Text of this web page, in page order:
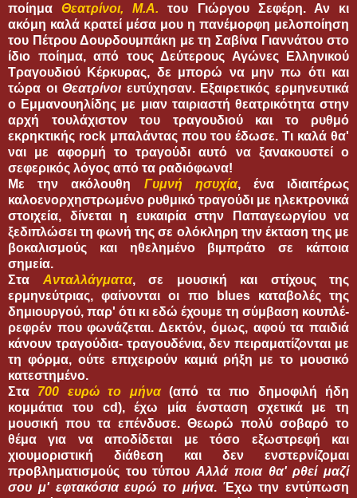
ποίημαΘεατρίνοι, Μ.Α. του Γιώργου Σεφέρη. Αν κι
ακόμη καλά κρατεί μέσα μου η πανέμορφη μελοποίηση
του Πέτρου Δουρδουμπάκη με τη Σαβίνα Γιαννάτου στο
ίδιο ποίημα, από τους Δεύτερους Αγώνες Ελληνικού
Τραγουδιού Κέρκυρας, δε μπορώ να μην πω ότι και
τώρα οιΘεατρίνοι ευτύχησαν. Εξαιρετικός ερμηνευτικά
ο Εμμανουηλίδης με μιαν ταιριαστή θεατρικότητα στην
αρχή τουλάχιστον του τραγουδιού και το ρυθμό
εκρηκτικής rock μπαλάντας που του έδωσε. Τι καλά θα'
ναι με αφορμή το τραγούδι αυτό να ξανακουστεί ο
σεφερικός λόγος από τα ραδιόφωνα!
Με την ακόλουθη Γυμνή ησυχία, ένα ιδιαιτέρως
καλοενορχηστρωμένο ρυθμικό τραγούδι με ηλεκτρονικά
στοιχεία, δίνεται η ευκαιρία στην Παπαγεωργίου να
ξεδιπλώσει τη φωνή της σε ολόκληρη την έκταση της με
βοκαλισμούς και ηθελημένο βιμπράτο σε κάποια
σημεία.
Στα Ανταλλάγματα, σε μουσική και στίχους της
ερμηνεύτριας, φαίνονται οι πιο blues καταβολές της
δημιουργού, παρ' ότι κι εδώ έχουμε τη σύμβαση κουπλέ-
ρεφρέν που φωνάζεται. Δεκτόν, όμως, αφού τα παιδιά
κάνουν τραγούδια- τραγουδένια, δεν πειραματίζονται με
τη φόρμα, ούτε επιχειρούν καμιά ρήξη με το μουσικό
κατεστημένο.
Στα 700 ευρώ το μήνα(από τα πιο δημοφιλή ήδη
κομμάτια του cd), έχω μία ένσταση σχετικά με τη
μουσική που τα επένδυσε. Θεωρώ πολύ σοβαρό το
θέμα για να αποδίδεται με τόσο εξωστρεφή και
χιουμοριστική διάθεση και δεν ενστερνίζομαι
προβληματισμούς του τύπουΑλλά ποια θα' ρθεί μαζί
σου μ' εφτακόσια ευρώ το μήνα. Έχω την εντύπωση